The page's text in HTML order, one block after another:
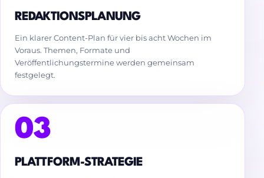
REDAKTIONSPLANUNG
Ein klarer Content-Plan für vier bis acht Wochen im
Voraus. Themen, Formate und
Veröffentlichungstermine werden gemeinsam
festgelegt.
03
PLATTFORM-STRATEGIE